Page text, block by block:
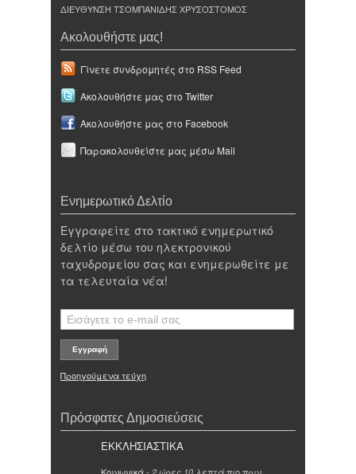
ΔΙΕΥΘΥΝΣΗ ΤΣΟΜΠΑΝΙΔΗΣ ΧΡΥΣΟΣΤΟΜΟΣ
Ακολουθήστε μας!
Γίνετε συνδρομητές στο RSS Feed
Ακολουθήστε μας στο Twitter
Ακολουθήστε μας στο Facebook
Παρακολουθείστε μας μέσω Mail
Ενημερωτικό Δελτίο
Εγγραφείτε στο τακτικό ενημερωτικό
δελτίο μέσω του ηλεκτρονικού
ταχυδρομείου σας και ενημερωθείτε με
τα τελευταία νέα!
Προηγούμενα τεύχη
Πρόσφατες Δημοσιεύσεις
ΕΚΚΛΗΣΙΑΣΤΙΚΑ